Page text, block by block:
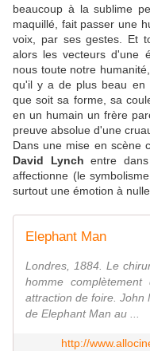
beaucoup à la sublime
maquillé, fait passer une
voix, par ses gestes. Et
alors les vecteurs d'une
nous toute notre
qu'il y a de plus beau en
que soit sa forme, sa
en un humain un frère
preuve absolue d'une
Dans une mise en scène
David Lynch entre
affectionne (le
surtout une émotion à
Elephant Man
Londres, 1884. Le
homme
attraction de foire. John
de Elephant Man au ...
http://